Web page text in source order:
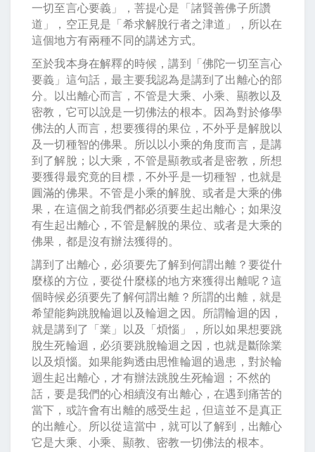
一切至言心要義」，菩提心是「諸賢善佛子所讚
道」，空正見是「希求解脫行者之津道」，所以在
這個地方有兩種不同的講述方式。
至於我本身在解釋的時候，講到「佛陀一切至言心
要義」這句話，最主要我認為是講到了出離心的部
分。以出離心而言，不管是大乘、小乘、顯教以及
密教，它可以說是一切佛法的根本。因為對於修學
佛法的人而言，想要獲得的果位，不外乎是解脫以
及一切種智的佛果。所以以小乘的角度而言，是講
到了解脫；以大乘，不管是顯教或者是密教，所想
要獲得最究竟的目標，不外乎是一切種智，也就是
圓滿的佛果。不管是小乘的解脫、或者是大乘的佛
果，在這個之前我們都必須要生起出離心；如果沒
有生起出離心，不管是解脫的果位、或者是大乘的
佛果，都是沒有辦法獲得的。
講到了出離心，必須要先了解到何謂出離？要從什
麼樣的方位，要從什麼樣的地方來獲得出離呢？這
個時候必須要先了解何謂出離？所謂的出離，就是
希望能夠跳脫輪迴以及輪迴之因。所謂輪迴的因，
就是講到了「業」以及「煩惱」，所以如果想要跳
脫生死輪迴，必須要跳脫輪迴之因，也就是斷除業
以及煩惱。如果能夠透由思惟輪迴的過患，對於輪
迴生起出離心，才有辦法跳脫生死輪迴；不然的
話，要是我們的心相續沒有出離心，在遇到痛苦的
當下，或許會有出離的感受生起，但這並不是真正
的出離心。所以從這當中，就可以了解到，出離心
它是大乘、小乘、顯教、密教一切佛法的根本。